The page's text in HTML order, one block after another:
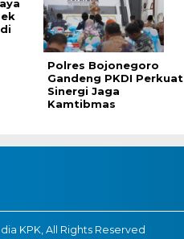
Polres Bojonegoro
Gandeng PKDI Perkuat
Sinergi Jaga
Kamtibmas
KPK, All Rights Reserved